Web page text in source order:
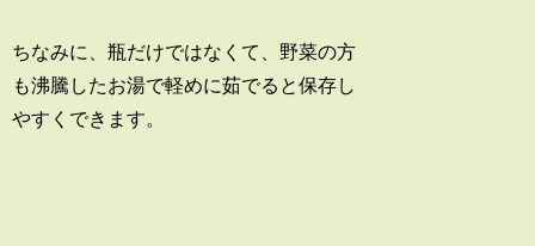
ちなみに、瓶だけではなくて、野菜の方
も沸騰したお湯で軽めに茹でると保存し
やすくできます。